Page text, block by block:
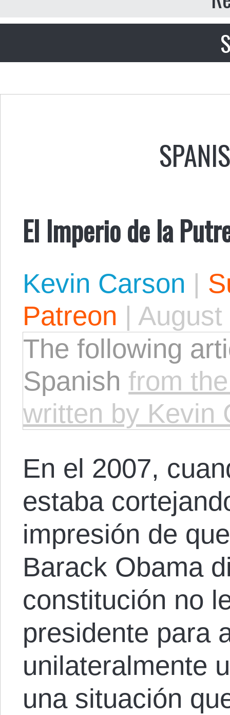
El Imperio de la
Kevin Carson |
Patreon |
The following
Spanish from
written by Kevin
En el 2007,
estaba
impresión de
Barack Obama
constitución no
presidente para
unilateralmente
una situación